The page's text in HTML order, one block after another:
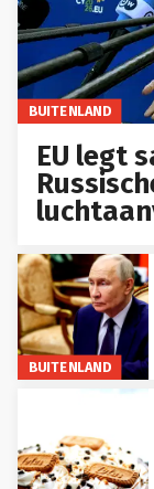
BUITENLAND
EU legt
BUITENLAND